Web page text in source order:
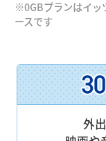
※0GBプランはイッ
ースです
外